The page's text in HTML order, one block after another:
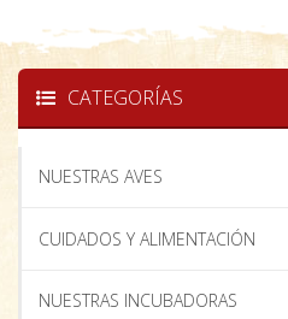
CATEGORÍAS
NUESTRAS AVES
CUIDADOS Y ALIMENTACIÓN
NUESTRAS INCUBADORAS